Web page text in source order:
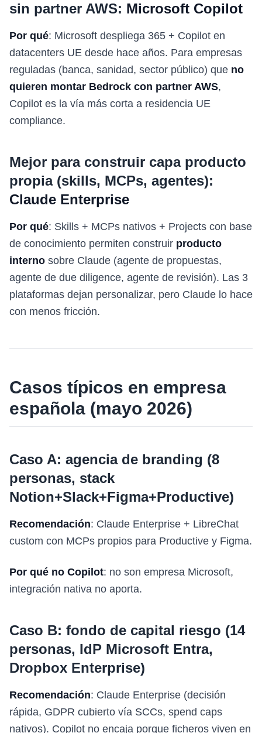
sin partner AWS: Microsoft Copilot
Por qué: Microsoft despliega 365 + Copilot en
datacenters UE desde hace años. Para empresas
reguladas (banca, sanidad, sector público) que no
quieren montar Bedrock con partner AWS,
Copilot es la vía más corta a residencia UE
compliance.
Mejor para construir capa producto
propia (skills, MCPs, agentes):
Claude Enterprise
Por qué: Skills + MCPs nativos + Projects con base
de conocimiento permiten construir producto
interno sobre Claude (agente de propuestas,
agente de due diligence, agente de revisión). Las 3
plataformas dejan personalizar, pero Claude lo hace
con menos fricción.
Casos típicos en empresa
española (mayo 2026)
Caso A: agencia de branding (8
personas, stack
Notion+Slack+Figma+Productive)
Recomendación: Claude Enterprise + LibreChat
custom con MCPs propios para Productive y Figma.
Por qué no Copilot: no son empresa Microsoft,
integración nativa no aporta.
Caso B: fondo de capital riesgo (14
personas, IdP Microsoft Entra,
Dropbox Enterprise)
Recomendación: Claude Enterprise (decisión
rápida, GDPR cubierto vía SCCs, spend caps
nativos). Copilot no encaja porque ficheros viven en